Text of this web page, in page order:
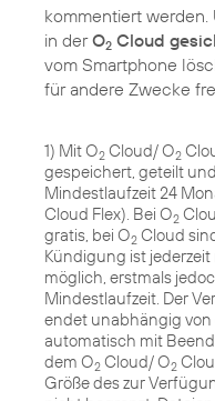
kommentiert werden.
in derO2 Cloud
vom Smartphone
für andere Zwecke
1) Mit O2 Cloud/ O2
gespeichert, geteilt
Mindestlaufzeit 24
Cloud Flex). Bei O2
gratis, bei O2 Cloud
Kündigung ist
möglich, erstmals
Mindestlaufzeit. Der
endet unabhängig
automatisch mit
dem O2 Cloud/ O2
Größe des zur